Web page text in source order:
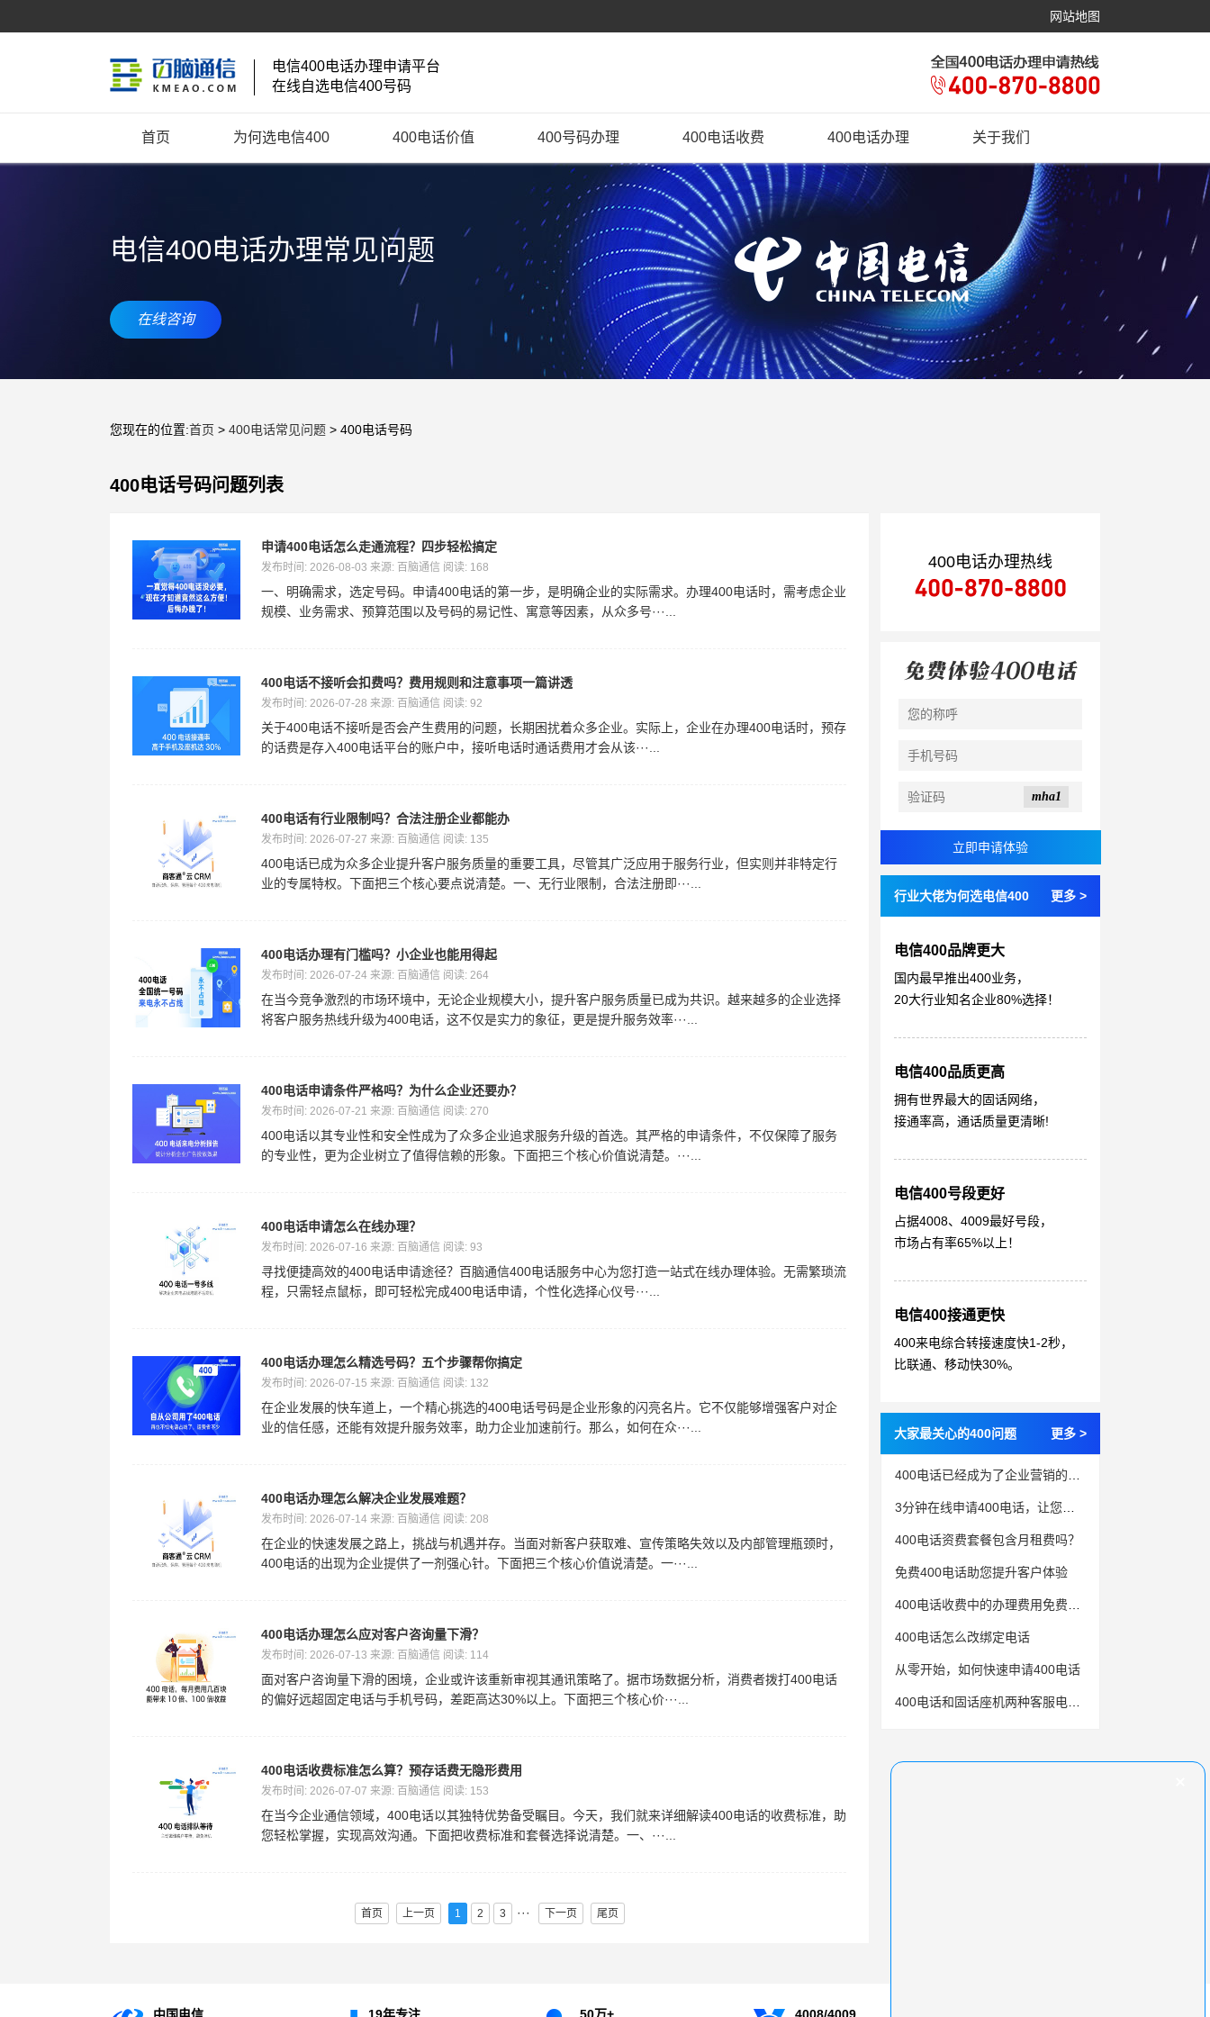
网站地图
电信400电话办理申请平台
在线自选电信400号码
首页 为何选电信400 400电话价值 400号码办理 400电话收费 400电话办理 关于我们
电信400电话办理常见问题
在线咨询
您现在的位置:首页 > 400电话常见问题 > 400电话号码
400电话号码问题列表
申请400电话怎么走通流程？四步轻松搞定
发布时间: 2026-08-03 来源: 百脑通信 阅读: 168
一、明确需求，选定号码。申请400电话的第一步，是明确企业的实际需求。办理400电话时，需考虑企业
规模、业务需求、预算范围以及号码的易记性、寓意等因素，从众多号···...
400电话不接听会扣费吗？费用规则和注意事项一篇讲透
发布时间: 2026-07-28 来源: 百脑通信 阅读: 92
关于400电话不接听是否会产生费用的问题，长期困扰着众多企业。实际上，企业在办理400电话时，预存
的话费是存入400电话平台的账户中，接听电话时通话费用才会从该···...
400电话有行业限制吗？合法注册企业都能办
发布时间: 2026-07-27 来源: 百脑通信 阅读: 135
400电话已成为众多企业提升客户服务质量的重要工具，尽管其广泛应用于服务行业，但实则并非特定行
业的专属特权。下面把三个核心要点说清楚。一、无行业限制，合法注册即···...
400电话办理有门槛吗？小企业也能用得起
发布时间: 2026-07-24 来源: 百脑通信 阅读: 264
在当今竞争激烈的市场环境中，无论企业规模大小，提升客户服务质量已成为共识。越来越多的企业选择
将客户服务热线升级为400电话，这不仅是实力的象征，更是提升服务效率···...
400电话申请条件严格吗？为什么企业还要办？
发布时间: 2026-07-21 来源: 百脑通信 阅读: 270
400电话以其专业性和安全性成为了众多企业追求服务升级的首选。其严格的申请条件，不仅保障了服务
的专业性，更为企业树立了值得信赖的形象。下面把三个核心价值说清楚。···...
400电话申请怎么在线办理？
发布时间: 2026-07-16 来源: 百脑通信 阅读: 93
寻找便捷高效的400电话申请途径？百脑通信400电话服务中心为您打造一站式在线办理体验。无需繁琐流
程，只需轻点鼠标，即可轻松完成400电话申请，个性化选择心仪号···...
400电话办理怎么精选号码？五个步骤帮你搞定
发布时间: 2026-07-15 来源: 百脑通信 阅读: 132
在企业发展的快车道上，一个精心挑选的400电话号码是企业形象的闪亮名片。它不仅能够增强客户对企
业的信任感，还能有效提升服务效率，助力企业加速前行。那么，如何在众···...
400电话办理怎么解决企业发展难题？
发布时间: 2026-07-14 来源: 百脑通信 阅读: 208
在企业的快速发展之路上，挑战与机遇并存。当面对新客户获取难、宣传策略失效以及内部管理瓶颈时，
400电话的出现为企业提供了一剂强心针。下面把三个核心价值说清楚。一···...
400电话办理怎么应对客户咨询量下滑？
发布时间: 2026-07-13 来源: 百脑通信 阅读: 114
面对客户咨询量下滑的困境，企业或许该重新审视其通讯策略了。据市场数据分析，消费者拨打400电话
的偏好远超固定电话与手机号码，差距高达30%以上。下面把三个核心价···...
400电话收费标准怎么算？预存话费无隐形费用
发布时间: 2026-07-07 来源: 百脑通信 阅读: 153
在当今企业通信领域，400电话以其独特优势备受瞩目。今天，我们就来详细解读400电话的收费标准，助
您轻松掌握，实现高效沟通。下面把收费标准和套餐选择说清楚。一、···...
首页 上一页 1 2 3 ··· 下一页 尾页
400电话办理热线
mha1
行业大佬为何选电信400 更多 >
电信400品牌更大
国内最早推出400业务，
20大行业知名企业80%选择！
电信400品质更高
拥有世界最大的固话网络，
接通率高，通话质量更清晰!
电信400号段更好
占据4008、4009最好号段，
市场占有率65%以上！
电信400接通更快
400来电综合转接速度快1-2秒，
比联通、移动快30%。
大家最关心的400问题 更多 >
400电话资费套餐包含月租费吗？
免费400电话助您提升客户体验
400电话怎么改绑定电话
从零开始，如何快速申请400电话